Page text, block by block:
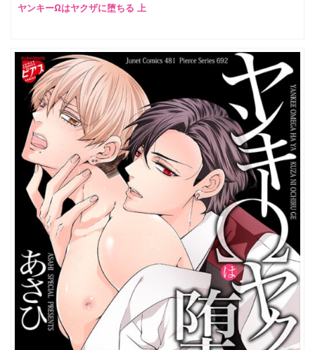
ヤンキーΩはヤクザに堕ちる 上